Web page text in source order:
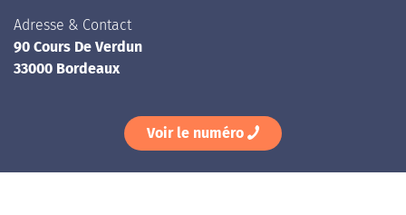
Adresse & Contact
90 Cours De Verdun
33000 Bordeaux
Voir le numéro